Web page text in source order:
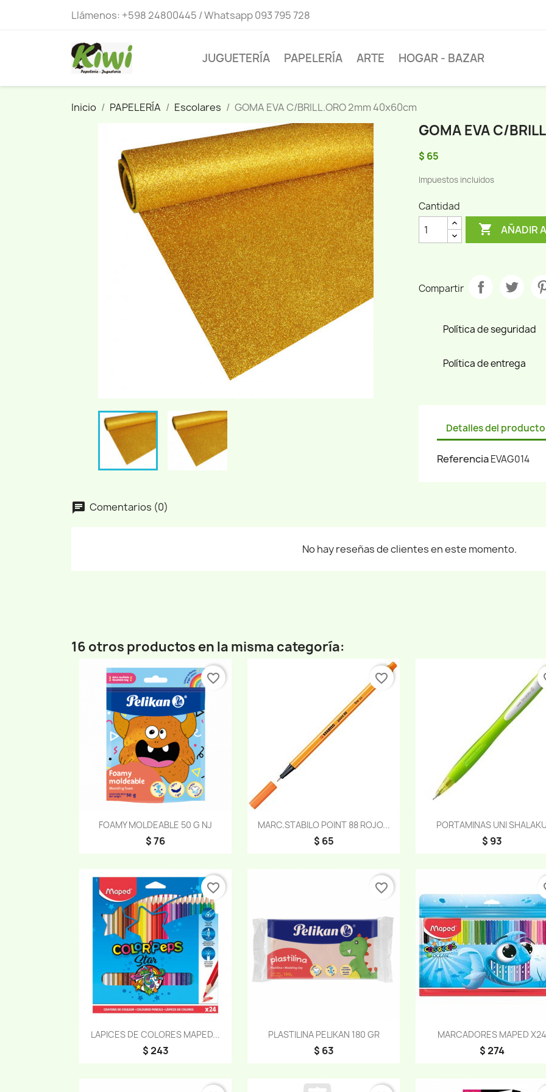
Llámenos: +598 24800445 / Whatsapp 093 795 728
JUGUETERÍA PAPELERÍA ARTE HOGAR - BAZAR
Inicio PAPELERÍA Escolares GOMA EVA C/BRILL.ORO 2mm 40x60cm
GOMA EVA C/
$ 65
Impuestos incluidos
Cantidad
 AÑADIR
Compartir
Política de seguridad
Política de entrega
Detalles del producto
ReferenciaEVAG014
Comentarios (0)
No hay reseñas de clientes en este momento.
16 otros productos en la misma categoría:
FOAMY MOLDEABLE 50 G NJ
$ 76
Vista rápida
favorite_border
MARC.STABILO POINT 88 ROJO...
$ 65
Vista rápida
favorite_border
PORTAMINAS UNI
$ 93
Vista rápida
LAPICES DE COLORES MAPED...
$ 243
Vista rápida
favorite_border
PLASTILINA PELIKAN 180 GR
$ 63
Vista rápida
favorite_border
MARCADORES MAPED X24
$ 274
Vista rápida